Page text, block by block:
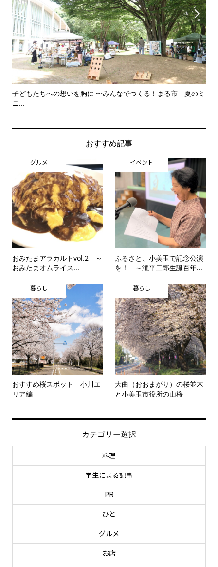

市 夏のミ美野里中演劇部卒業夏公演 笑って終わる舞台に 〜中学生

おすすめ記事
グルメ
おみたまアラカルトvol.2 ～
おみたまオムライス...
イベント
ふるさと、小美玉で記念公演
を！ ～滝平二郎生誕百年...
暮らし
おすすめ桜スポット 小川エ
リア編
暮らし
大曲（おおまがり）の桜並木
と小美玉市役所の山桜
カテゴリー選択
料理
学生による記事
PR
ひと
グルメ
お店